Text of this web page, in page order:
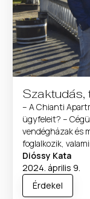
Szaktudás,
– A Chianti
ügyfeleit? –
vendégházak és
foglalkozik,
szolgáltatás,
Akkor el lehet
el tudtok neki
Dióssy Kata
2024. április 9.
Érdekel